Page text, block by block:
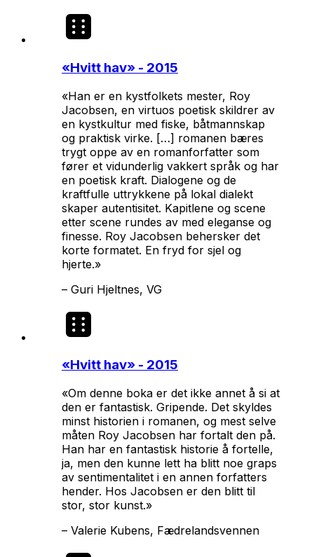
«Hvitt hav» - 2015
«Han er en kystfolkets mester, Roy
Jacobsen, en virtuos poetisk skildrer av
en kystkultur med fiske, båtmannskap
og praktisk virke. […] romanen bæres
trygt oppe av en romanforfatter som
fører et vidunderlig vakkert språk og har
en poetisk kraft. Dialogene og de
kraftfulle uttrykkene på lokal dialekt
skaper autentisitet. Kapitlene og scene
etter scene rundes av med eleganse og
finesse. Roy Jacobsen behersker det
korte formatet. En fryd for sjel og
hjerte.»
– Guri Hjeltnes, VG
«Hvitt hav» - 2015
«Om denne boka er det ikke annet å si at
den er fantastisk. Gripende. Det skyldes
minst historien i romanen, og mest selve
måten Roy Jacobsen har fortalt den på.
Han har en fantastisk historie å fortelle,
ja, men den kunne lett ha blitt noe graps
av sentimentalitet i en annen forfatters
hender. Hos Jacobsen er den blitt til
stor, stor kunst.»
– Valerie Kubens, Fædrelandsvennen